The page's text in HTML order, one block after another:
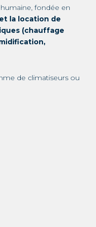
fondée en
la location de
(chauffage
de climatiseurs ou